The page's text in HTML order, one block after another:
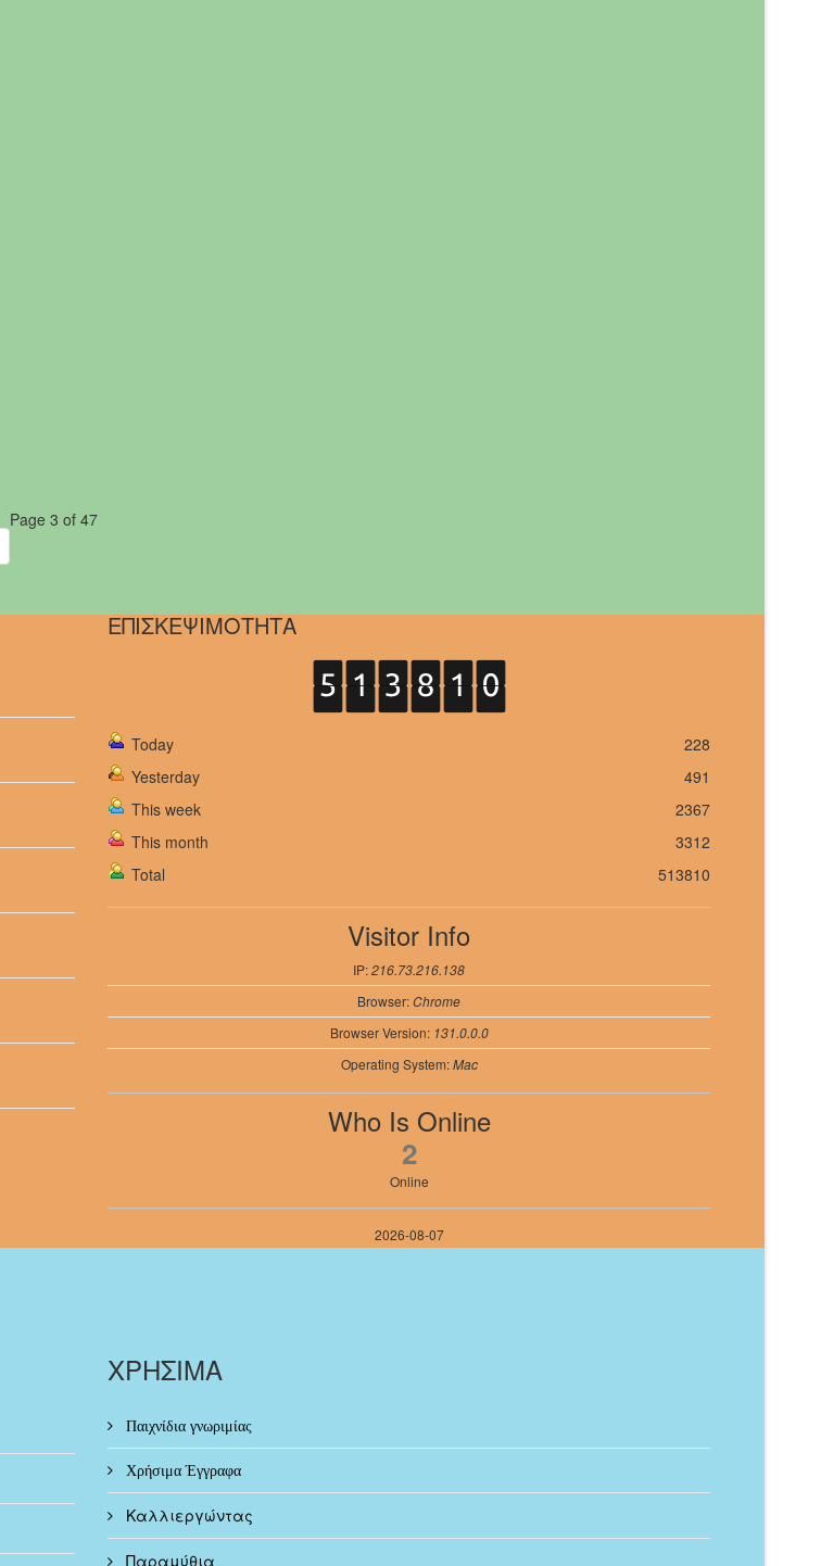
Page 3 of 47
ΕΠΙΣΚΕΨΙΜΟΤΗΤΑ
Today
228
Yesterday
491
This week
2367
This month
3312
Total
513810
Visitor Info
IP:216.73.216.138
Browser:Chrome
Browser Version: 131.0.0.0
Operating System:Mac
Who Is Online
2
Online
2026-08-07
ΧΡΗΣΙΜΑ
Παιχνίδια γνωριμίας
Χρήσιμα Έγγραφα
Καλλιεργώντας
Παραμύθια